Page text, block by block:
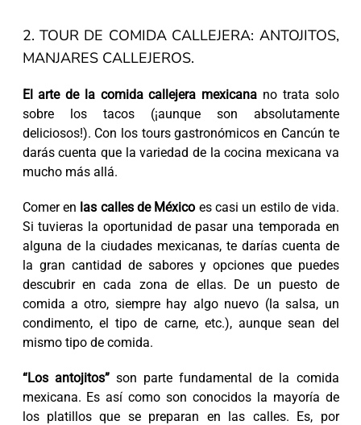
2. TOUR DE COMIDA CALLEJERA: ANTOJITOS,
MANJARES CALLEJEROS.
El arte de la comida callejera mexicana no trata solo
sobre los tacos (¡aunque son absolutamente
deliciosos!). Con los tours gastronómicos en Cancún te
darás cuenta que la variedad de la cocina mexicana va
mucho más allá.
Comer en las calles de México es casi un estilo de vida.
Si tuvieras la oportunidad de pasar una temporada en
alguna de la ciudades mexicanas, te darías cuenta de
la gran cantidad de sabores y opciones que puedes
descubrir en cada zona de ellas. De un puesto de
comida a otro, siempre hay algo nuevo (la salsa, un
condimento, el tipo de carne, etc.), aunque sean del
mismo tipo de comida.
“Los antojitos”son parte fundamental de la comida
mexicana. Es así como son conocidos la mayoría de
los platillos que se preparan en las calles. Es, por